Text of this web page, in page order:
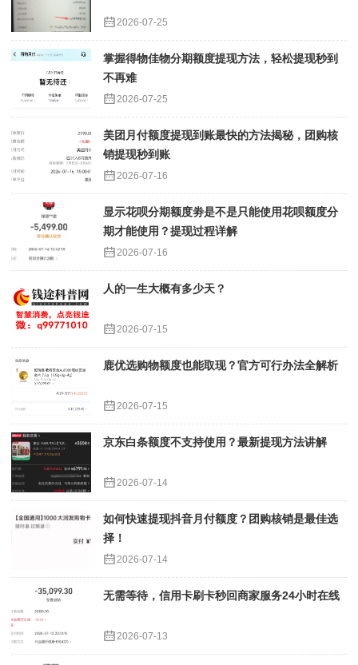
2026-07-25
掌握得物佳物分期额度提现方法，轻松提现秒到
不再难
2026-07-25
美团月付额度提现到账最快的方法揭秘，团购核
销提现秒到账
2026-07-16
显示花呗分期额度劵是不是只能使用花呗额度分
期才能使用？提现过程详解
2026-07-16
人的一生大概有多少天？
2026-07-15
鹿优选购物额度也能取现？官方可行办法全解析
2026-07-15
京东白条额度不支持使用？最新提现方法讲解
2026-07-14
如何快速提现抖音月付额度？团购核销是最佳选
择！
2026-07-14
无需等待，信用卡刷卡秒回商家服务24小时在线
2026-07-13